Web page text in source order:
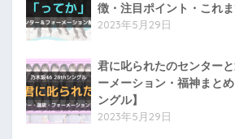
徴・注目ポイント・これま
2023年5月29日
君に叱られたのセンター
ーメーション・福神まと
ングル】
2023年5月29日